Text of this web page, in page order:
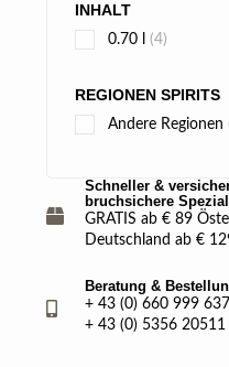
INHALT
0.70 l (4)
REGIONEN SPIRITS
Andere Regionen
Schneller &
bruchsichere
GRATIS ab € 89
Deutschland ab €
Beratung &
+ 43 (0) 660 999
+ 43 (0) 5356 20511